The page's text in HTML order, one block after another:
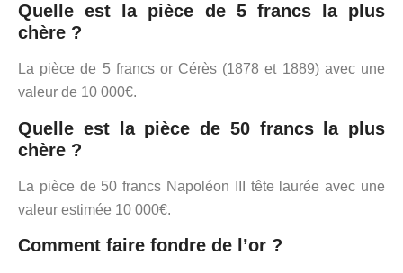
Quelle est la pièce de 5 francs la plus
chère ?
La pièce de 5 francs or Cérès (1878 et 1889) avec une
valeur de 10 000€.
Quelle est la pièce de 50 francs la plus
chère ?
La pièce de 50 francs Napoléon III tête laurée avec une
valeur estimée 10 000€.
Comment faire fondre de l’or ?